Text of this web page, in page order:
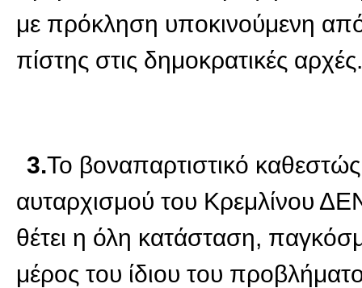
με πρόκληση υποκινούμενη
πίστης στις δημοκρατικές αρχές.
3.Το βοναπαρτιστικό
αυταρχισμού του Κρεμλίνου
θέτει η όλη κατάσταση,
μέρος του ίδιου του